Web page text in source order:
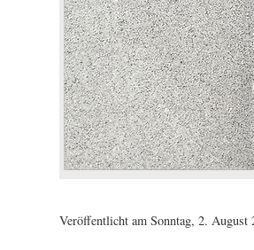
Veröffentlicht am Sonntag, 2. August